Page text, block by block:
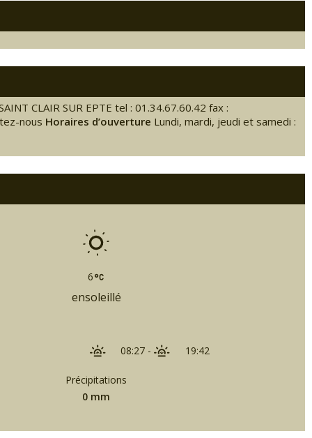
CLAIR SUR EPTE tel : 01.34.67.60.42 fax :
nous Horaires d’ouverture Lundi, mardi, jeudi et samedi :
6
ensoleillé
08:27 - 19:42
Précipitations
0 mm